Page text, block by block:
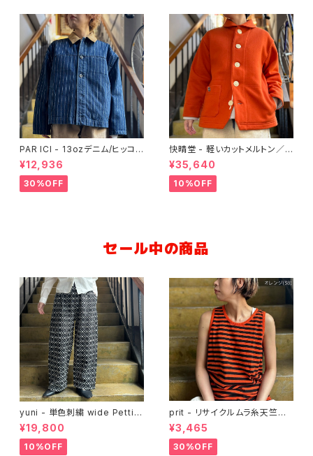
PAR ICI - 13ozデニム/ヒッコリ
ー カバーオール
¥12,936
30%OFF
快晴堂 - 軽いカットメルトン／マ
リネデッキクルージャケット（オ
レンジ）
¥35,640
10%OFF
セール中の商品
yuni - 単色刺繍 wide Pettit
パンツ
¥19,800
10%OFF
prit - リサイクルムラ糸天竺
ボーダータンクトップ
¥3,465
30%OFF